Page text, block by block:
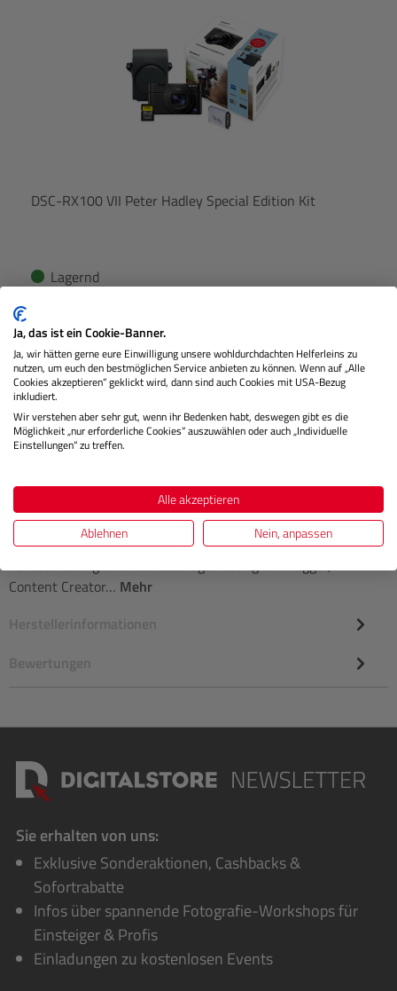
DSC-RX100 VII Peter Hadley Special Edition Kit
Lagernd
Preis
Regulärer
€ 1.199,00
IN DEN WARENKORB
Der SmallRig 3326 SR-RG1 Aufnahmegriff mit kabelloser
Fernbedienung ist eine vielseitige Lösung für Vlogger,
Content Creator… Mehr
Herstellerinformationen
Bewertungen
Sie erhalten von uns:
Exklusive Sonderaktionen, Cashbacks &
Sofortrabatte
Infos über spannende Fotografie-Workshops für
Einsteiger & Profis
Einladungen zu kostenlosen Events
Ja, das ist ein Cookie-Banner.
Ja, wir hätten gerne eure Einwilligung unsere wohldurchdachten Helferleins zu
nutzen, um euch den bestmöglichen Service anbieten zu können. Wenn auf „Alle
Cookies akzeptieren“ geklickt wird, dann sind auch Cookies mit USA-Bezug
inkludiert.
Wir verstehen aber sehr gut, wenn ihr Bedenken habt, deswegen gibt es die
Möglichkeit „nur erforderliche Cookies“ auszuwählen oder auch „Individuelle
Einstellungen“ zu treffen.
Alle akzeptieren
Ablehnen
Nein, anpassen